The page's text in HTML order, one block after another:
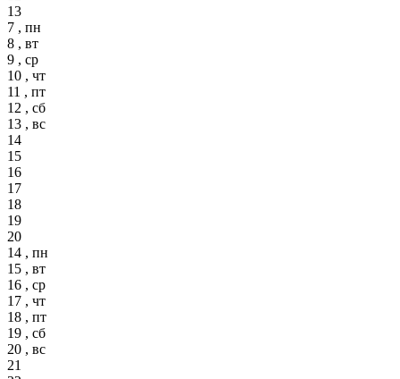
13
7 , пн
8 , вт
9 , ср
10 , чт
11 , пт
12 , сб
13 , вс
14
15
16
17
18
19
20
14 , пн
15 , вт
16 , ср
17 , чт
18 , пт
19 , сб
20 , вс
21